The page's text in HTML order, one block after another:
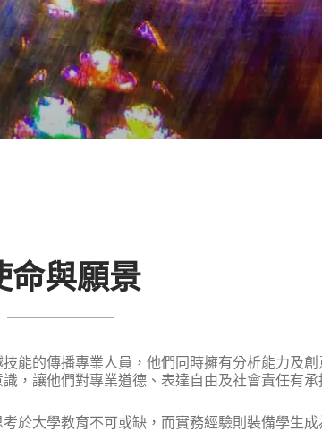
命與願景
能的傳播專業人員，他們同時擁有分析能力及
，讓他們對專業道德、表達自由及社會責任有承
於大學教育不可或缺，而實務經驗則裝備學生